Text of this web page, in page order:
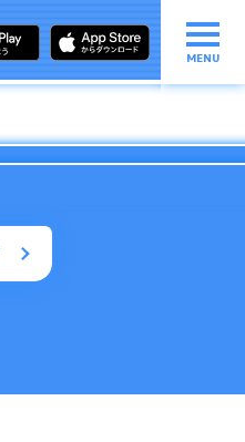
MENU